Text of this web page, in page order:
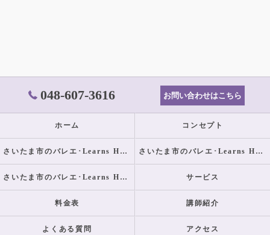
048-607-3616 お問い合わせはこちら
ホーム コンセプト
さいたま市のバレエ･Learns Happilyの口コミ情報 さいたま市のバレエ･Learns Happilyの評判
さいたま市のバレエ･Learns Happilyのお客様の声 サービス
料金表 講師紹介
よくある質問 アクセス